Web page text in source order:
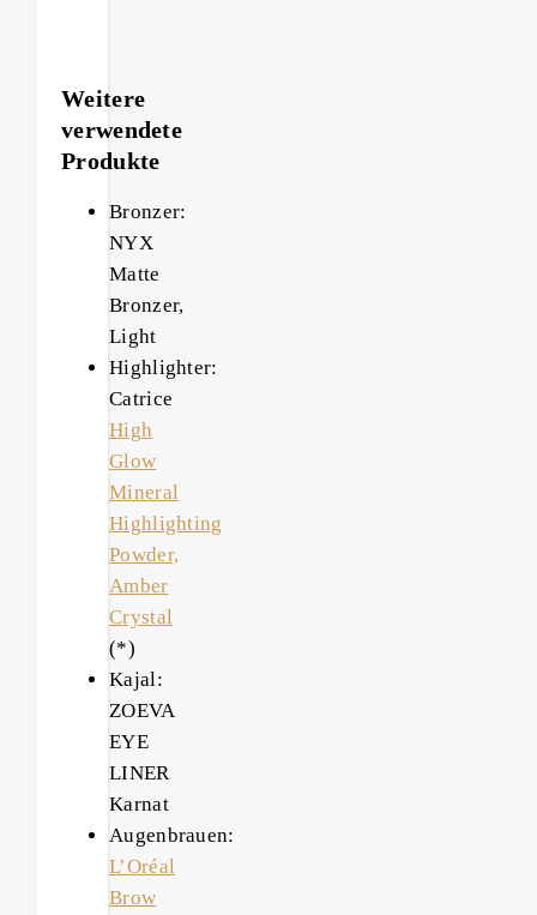
Weitere
verwendete
Produkte
Bronzer:
NYX
Matte
Bronzer,
Light
Highlighter:
Catrice
High
Glow
Mineral
Highlighting
Powder,
Amber
Crystal
(*)
Kajal:
ZOEVA
EYE
LINER
Karnat
Augenbrauen:
L’Oréal
Brow